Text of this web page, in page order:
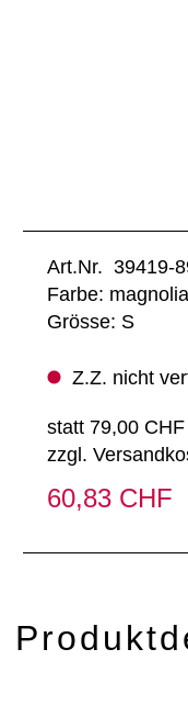
Art.Nr. 39419-
Farbe: magnolia
Grösse: S
Z.Z. nicht
statt 79,00 CHF
zzgl.
60,83 CHF